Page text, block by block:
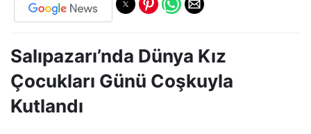
Salıpazarı’nda Dünya Kız
Çocukları Günü Coşkuyla
Kutlandı